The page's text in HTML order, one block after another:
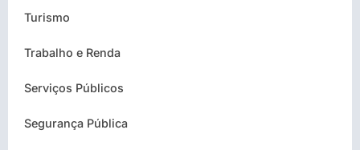
Turismo
Trabalho e Renda
Serviços Públicos
Segurança Pública